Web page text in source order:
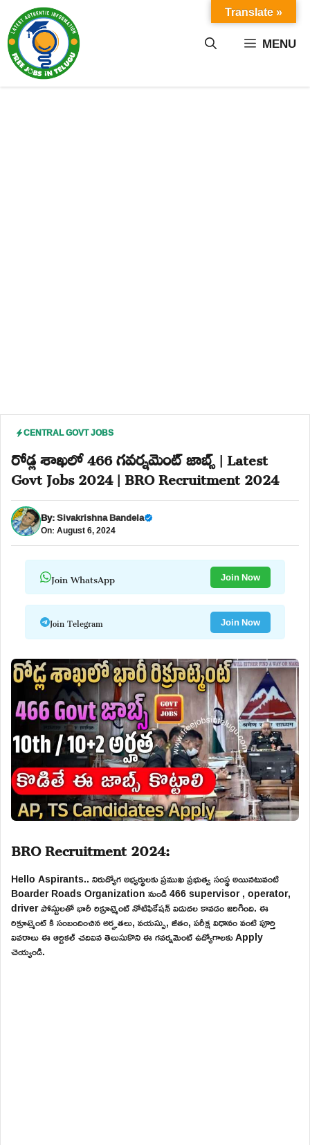
content MENU
CENTRAL GOVT JOBS
రోడ్ల శాఖలో 466 గవర్నమెంట్ జాబ్స్ | Latest
Govt Jobs 2024 | BRO Recruitment 2024
By:Sivakrishna Bandela
On: August 6, 2024
Join WhatsApp Join Now
Join Telegram Join Now
BRO Recruitment 2024:
Hello Aspirants.. నిరుద్యోగ అభ్యర్థులకు ప్రముఖ ప్రభుత్వ సంస్థ అయినటువంటి
Boarder Roads Organization నుండి 466 supervisor , operator,
driver పోస్టులతో భారీ రిక్రూట్మెంట్ నోటిఫికేషన్ విడుదల కావడం జరిగింది. ఈ
రిక్రూట్మెంట్ కి సంబందించిన అర్హతలు, వయస్సు, జీతం, పరీక్ష విధానం వంటి పూర్తి
వివరాలు ఈ ఆర్టికల్ చదివిన తెలుసుకొని ఈ గవర్నమెంట్ ఉద్యోగాలకు Apply
చెయ్యండి.
Translate »